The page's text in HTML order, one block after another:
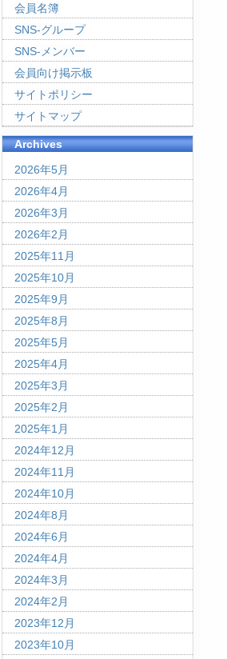
会員名簿
SNS-グループ
SNS-メンバー
会員向け掲示板
サイトポリシー
サイトマップ
Archives
2026年5月
2026年4月
2026年3月
2026年2月
2025年11月
2025年10月
2025年9月
2025年8月
2025年5月
2025年4月
2025年3月
2025年2月
2025年1月
2024年12月
2024年11月
2024年10月
2024年8月
2024年6月
2024年4月
2024年3月
2024年2月
2023年12月
2023年10月